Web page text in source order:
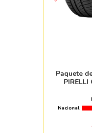
Paquete
PIRELLI
Nacional